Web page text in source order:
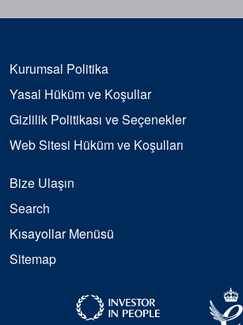
Kurumsal Politika
Yasal Hüküm ve Koşullar
Gizlilik Politikası ve Seçenekler
Web Sitesi Hüküm ve Koşulları
Bize Ulaşın
Search
Kısayollar Menüsü
Sitemap